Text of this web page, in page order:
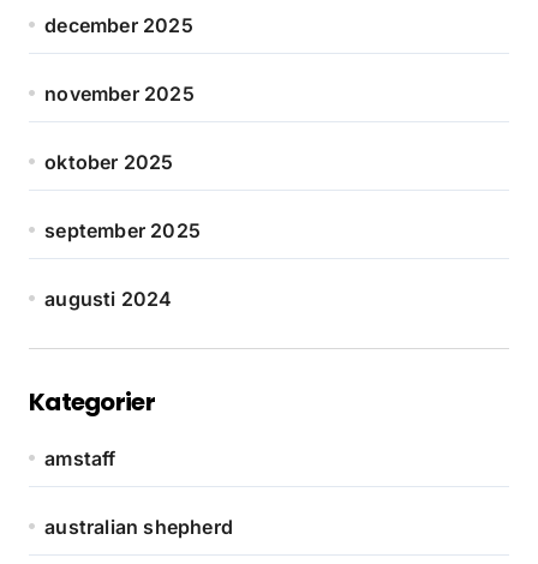
december 2025
november 2025
oktober 2025
september 2025
augusti 2024
Kategorier
amstaff
australian shepherd